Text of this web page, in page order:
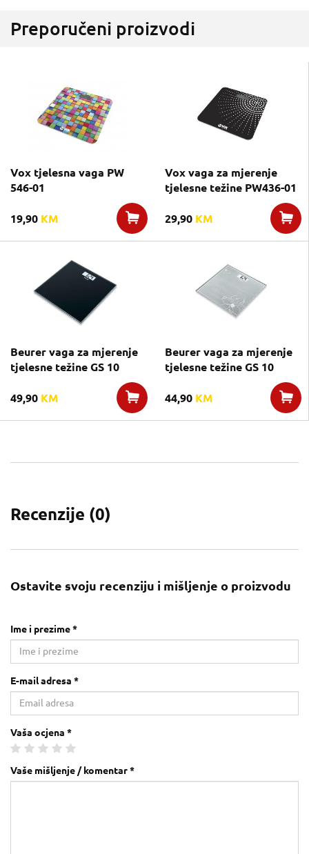
Preporučeni proizvodi
Vox tjelesna vaga PW
546-01
19,90 KM
Vox vaga za mjerenje
tjelesne težine PW436-01
29,90 KM
Beurer vaga za mjerenje
tjelesne težine GS 10
49,90 KM
Beurer vaga za mjerenje
tjelesne težine GS 10
44,90 KM
Recenzije (0)
Ostavite svoju recenziju i mišljenje o proizvodu
Ime i prezime *
E-mail adresa *
Vaša ocjena *
Vaše mišljenje / komentar *